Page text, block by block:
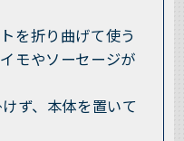
を折り曲げて使う
モやソーセージが
ず、本体を置いて